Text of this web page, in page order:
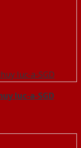
luc-a-SGD